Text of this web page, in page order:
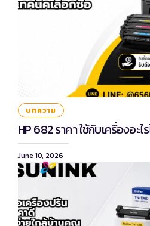
บทความ
HP 682 ราคา ใช้กับเครื่องอะ
June 10, 2026